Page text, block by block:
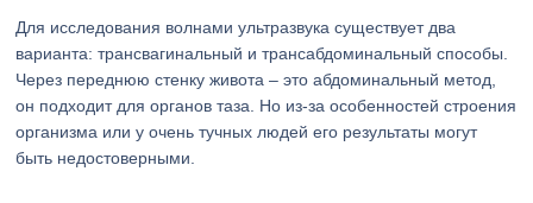
Для исследования волнами ультразвука существует два
варианта: трансвагинальный и трансабдоминальный способы.
Через переднюю стенку живота – это абдоминальный метод,
он подходит для органов таза. Но из-за особенностей строения
организма или у очень тучных людей его результаты могут
быть недостоверными.